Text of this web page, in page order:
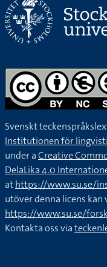
Svenskt
Institutionen för
under aCreative
DelaLika 4.0
athttps://www.su.se/
utöver denna licens kan
https://www.su.se/
Kontakta oss via